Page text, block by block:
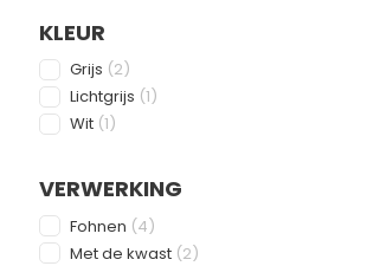
KLEUR
FILTER
Grijs (2products available
)
Lichtgrijs (1products available
)
Wit (1products available
)
VERWERKING
FILTER
Fohnen (4products available
)
Met de kwast (2products available
)